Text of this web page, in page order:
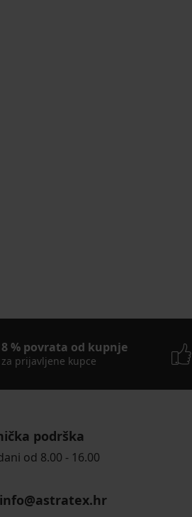
8 % povrata od kupnje
za prijavljene kupce
podrška
od 8.00 - 16.00
info@astratex.hr